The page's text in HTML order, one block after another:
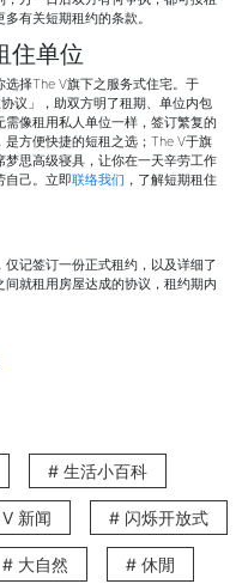
有关短期租约的条款。
住单位
择The V旗下之服务式住宅。于
议」，助双方明了租期、单位内包
像租用私人单位一样，签订繁复的
是方便快捷的短租之选；The V于旗
思高级寝具，让你在一天辛劳工作
自己。立即联络我们 ，了解短期租住
记签订一份正式租约，以及详细了
就租用房屋达成的协议，租约期内
供的家俬或电器，租约上需列明若
付维修或更换的费用的责任；另外
节。短期租用单位与普通租约一样
就可按租约订明的条款处理，保障
签订日期外，一份正式的租约中应
将租约生效的第一日设为「起租
# 生活小百科
新闻 # 闪烁开放式
# 大自然 # 休閒